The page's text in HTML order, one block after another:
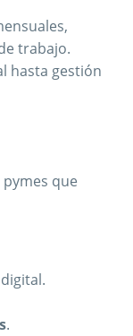
trabajo.
hasta gestión
que
.